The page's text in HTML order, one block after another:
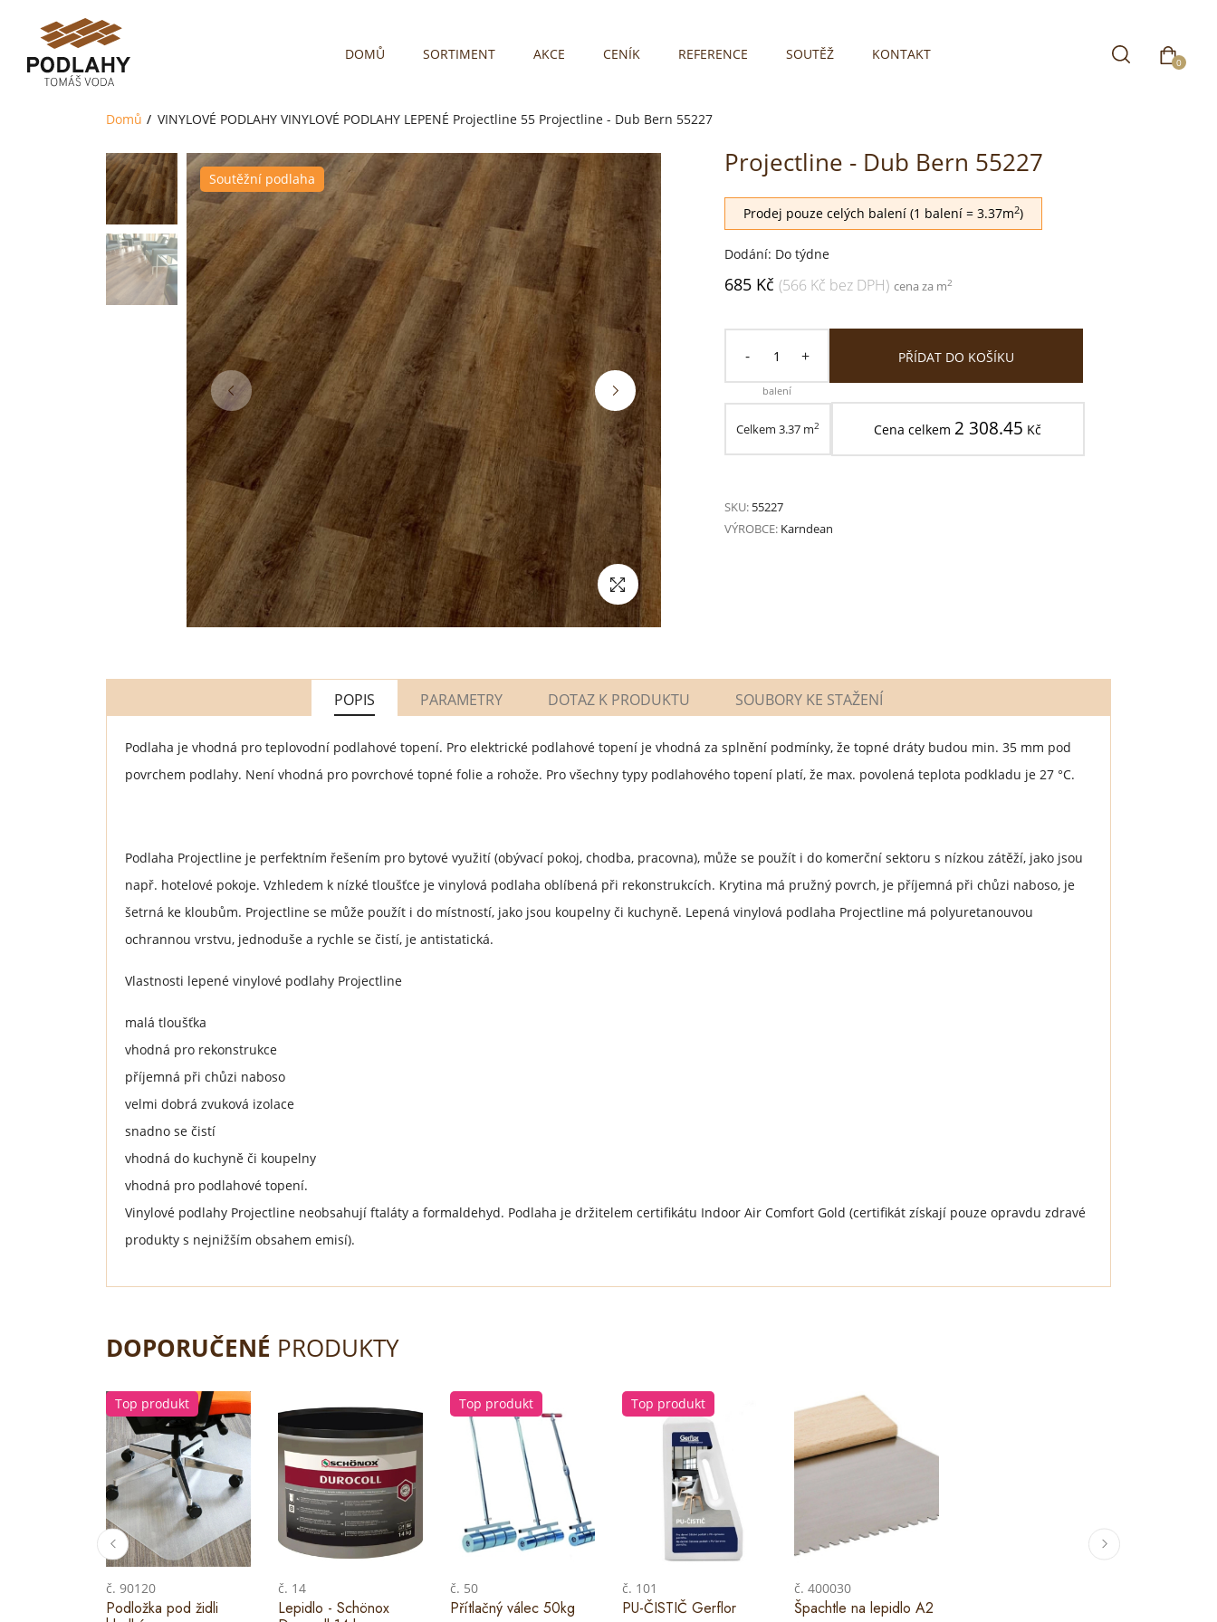
DOMŮ SORTIMENT AKCE CENÍK REFERENCE SOUTĚŽ KONTAKT 0
Domů VINYLOVÉ PODLAHY VINYLOVÉ PODLAHY LEPENÉ Projectline 55 Projectline - Dub Bern 55227
Soutěžní podlaha Soutěžní podlaha
Projectline - Dub Bern 55227
Prodej pouze celých balení (1 balení = 3.37m2)
Dodání: Do týdne
685 Kč (566 Kč bez DPH) cena za m2
- +
balení
PŘÍDAT DO KOŠÍKU
Celkem 3.37m2 Cena celkem 2 308.45 Kč
SKU: 55227
VÝROBCE: Karndean
POPIS PARAMETRY DOTAZ K PRODUKTU SOUBORY KE STAŽENÍ
Podlaha je vhodná pro teplovodní podlahové topení. Pro elektrické podlahové topení je vhodná za splnění podmínky, že topné dráty budou min. 35 mm pod
povrchem podlahy. Není vhodná pro povrchové topné folie a rohože. Pro všechny typy podlahového topení platí, že max. povolená teplota podkladu je 27 °C.
Podlaha Projectline je perfektním řešením pro bytové využití (obývací pokoj, chodba, pracovna), může se použít i do komerční sektoru s nízkou zátěží, jako jsou
např. hotelové pokoje. Vzhledem k nízké tloušťce je vinylová podlaha oblíbená při rekonstrukcích. Krytina má pružný povrch, je příjemná při chůzi naboso, je
šetrná ke kloubům. Projectline se může použít i do místností, jako jsou koupelny či kuchyně. Lepená vinylová podlaha Projectline má polyuretanouvou
ochrannou vrstvu, jednoduše a rychle se čistí, je antistatická.
Vlastnosti lepené vinylové podlahy Projectline
malá tloušťka
vhodná pro rekonstrukce
příjemná při chůzi naboso
velmi dobrá zvuková izolace
snadno se čistí
vhodná do kuchyně či koupelny
vhodná pro podlahové topení.
Vinylové podlahy Projectline neobsahují ftaláty a formaldehyd. Podlaha je držitelem certifikátu Indoor Air Comfort Gold (certifikát získají pouze opravdu zdravé
produkty s nejnižším obsahem emisí).
DOPORUČENÉ PRODUKTY
Top produkt
č. 90120
Podložka pod židli
č. 14
Lepidlo - Schönox
Top produkt
č. 50
Přítlačný válec 50kg
Top produkt
č. 101
PU-ČISTIČ Gerflor
č. 400030
Špachtle na lepidlo A2